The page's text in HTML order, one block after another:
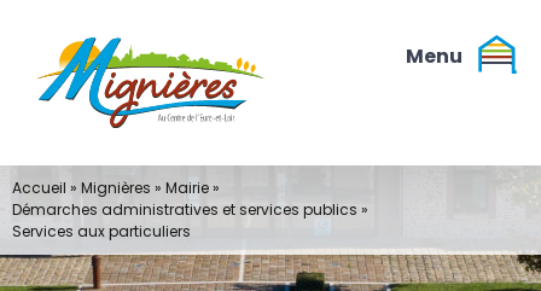
contenu
Accueil » Mignières » Mairie»
Démarches administratives et services publics »
Services aux particuliers